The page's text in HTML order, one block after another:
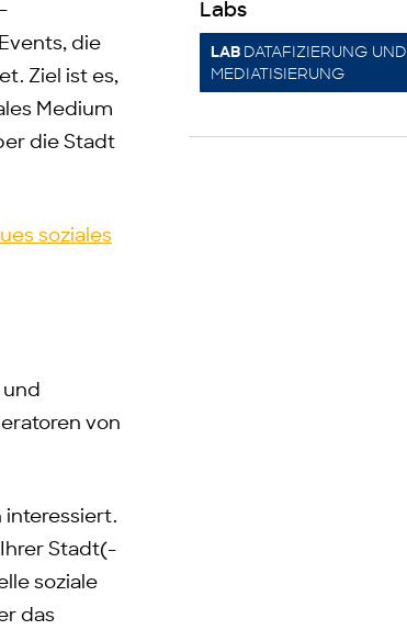
die
Ziel ist es,
Medium
die Stadt
soziales
von
interessiert.
Stadt(-
soziale
das
Labs
LAB DATAFIZIERUNG UND
MEDIATISIERUNG